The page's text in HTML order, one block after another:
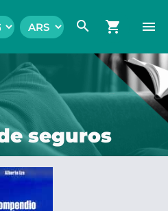
search shopping_cart menu
seguros